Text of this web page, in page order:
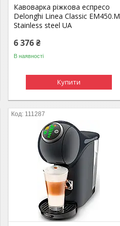
Кавоварка ріжкова еспресо
Delonghi Linea Classic EM450.M
Stainless steel UA
6 376 ₴
В наявності
Купити
111287